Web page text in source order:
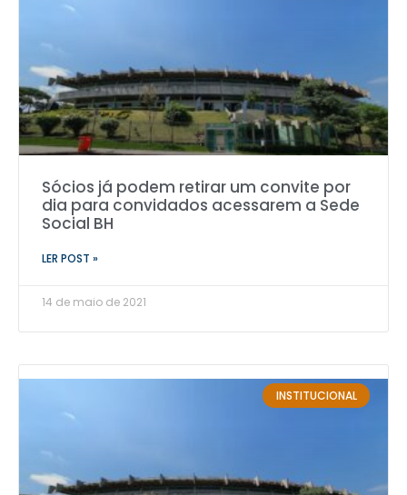
Sócios já podem retirar um convite por
dia para convidados acessarem a Sede
Social BH
LER POST »
14 de maio de 2021
INSTITUCIONAL